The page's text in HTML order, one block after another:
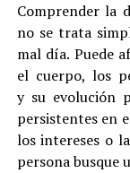
Comprender la
no se trata
mal día. Puede
el cuerpo, los
y su evolución
persistentes en
los intereses o
persona busque